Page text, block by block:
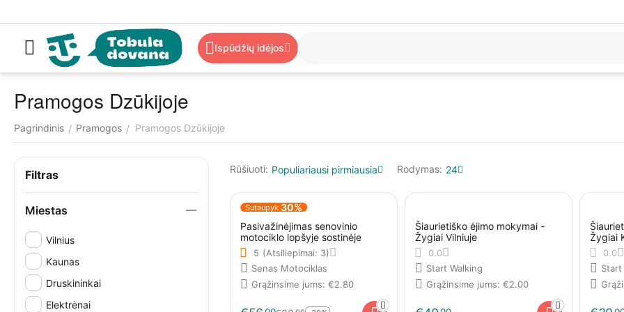
Ispūdžių idėjos
Pramogos Dzūkijoje
Pagrindinis / Pramogos / Pramogos Dzūkijoje
Rūšiuoti: Populiariausi pirmiausia Rodymas: 24
Sutaupyk 30%
Pasivažinėjimas senovinio
motociklo lopšyje sostinėje
5 (Atsiliepimai: 3)
Senas Motociklas
Grąžinsime jums: €2.80
Šiaurietiško ėjimo mokymai -
Žygiai Vilniuje
0.0
Start Walking
Grąžinsime jums: €2.00
Žygiai
0.0
Start
Filtras
Miestas
Vilnius
Kaunas
Druskininkai
Elektrėnai